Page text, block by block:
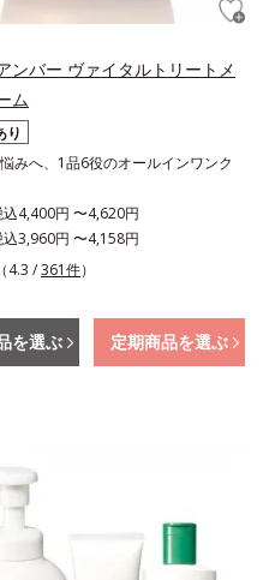
ンバー ヴァイタルトリートメ
ム
り
みへ、1品6役のオールインワンク
4,400円 〜4,620円
3,960円 〜4,158円
4.3 /361件）
を選ぶ 定期商品を選ぶ